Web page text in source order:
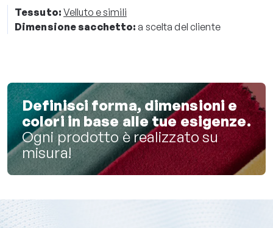
Tessuto: Velluto e simili
Dimensione sacchetto: a scelta del cliente
Definisci forma, dimensioni e
colori in base alle tue esigenze.
Ogni prodotto è realizzato su
misura!